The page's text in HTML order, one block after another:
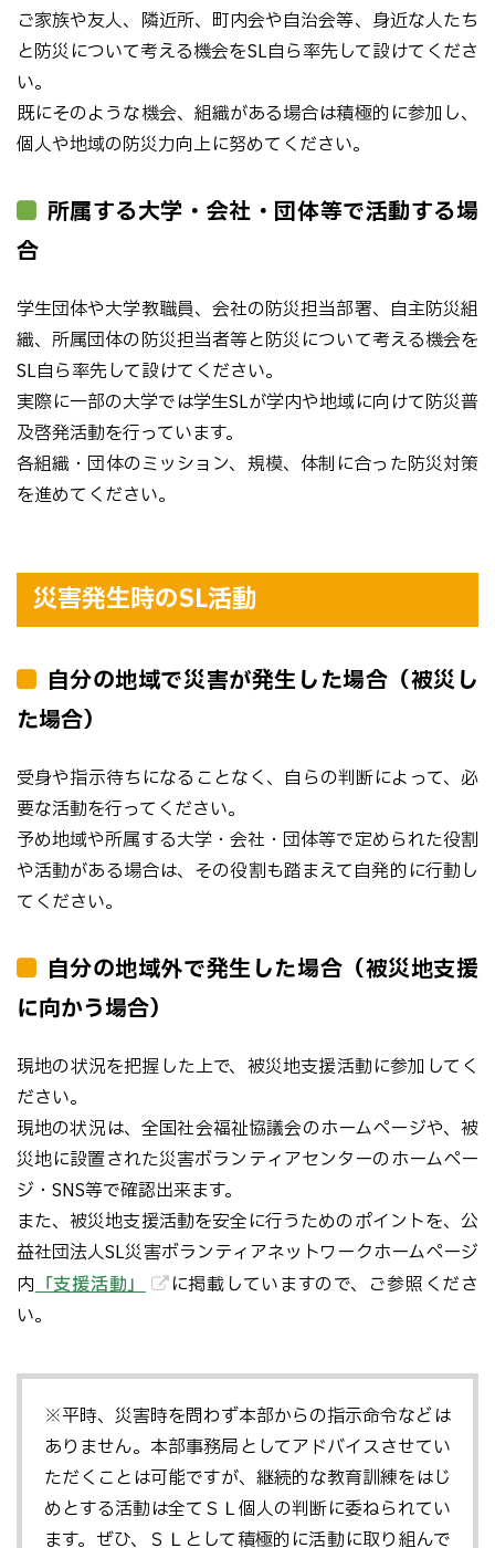
ご家族や友人、隣近所、町内会や自治会等、身近な人たち
と防災について考える機会をSL自ら率先して設けてくださ
い。
既にそのような機会、組織がある場合は積極的に参加し、
個人や地域の防災力向上に努めてください。
所属する大学・会社・団体等で活動する場
合
学生団体や大学教職員、会社の防災担当部署、自主防災組
織、所属団体の防災担当者等と防災について考える機会を
SL自ら率先して設けてください。
実際に一部の大学では学生SLが学内や地域に向けて防災普
及啓発活動を行っています。
各組織・団体のミッション、規模、体制に合った防災対策
を進めてください。
災害発生時のSL活動
自分の地域で災害が発生した場合（被災し
た場合）
受身や指示待ちになることなく、自らの判断によって、必
要な活動を行ってください。
予め地域や所属する大学・会社・団体等で定められた役割
や活動がある場合は、その役割も踏まえて自発的に行動し
てください。
自分の地域外で発生した場合（被災地支援
に向かう場合）
現地の状況を把握した上で、被災地支援活動に参加してく
ださい。
現地の状況は、全国社会福祉協議会のホームページや、被
災地に設置された災害ボランティアセンターのホームペー
ジ・SNS等で確認出来ます。
また、被災地支援活動を安全に行うためのポイントを、公
益社団法人SL災害ボランティアネットワークホームページ
内「支援活動」
に掲載していますので、ご参照くださ
い。
※平時、災害時を問わず本部からの指示命令などは
ありません。本部事務局としてアドバイスさせてい
ただくことは可能ですが、継続的な教育訓練をはじ
めとする活動は全てＳＬ個人の判断に委ねられてい
ます。ぜひ、ＳＬとして積極的に活動に取り組んで